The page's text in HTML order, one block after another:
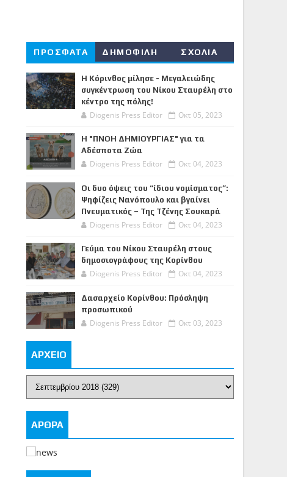
ΠΡΟΣΦΑΤΑ ΔΗΜΟΦΙΛΗ ΣΧΟΛΙΑ
Η Κόρινθος μίλησε - Μεγαλειώδης
συγκέντρωση του Νίκου Σταυρέλη στο
κέντρο της πόλης!
Diogenis Press Editor Οκτ 05, 2023
Η "ΠΝΟΗ ΔΗΜΙΟΥΡΓΙΑΣ" για τα
Αδέσποτα Ζώα
Diogenis Press Editor Οκτ 04, 2023
Οι δυο όψεις του “ίδιου νομίσματος”:
Ψηφίζεις Νανόπουλο και βγαίνει
Πνευματικός – Της Τζένης Σουκαρά
Diogenis Press Editor Οκτ 04, 2023
Γεύμα του Νίκου Σταυρέλη στους
δημοσιογράφους της Κορίνθου
Diogenis Press Editor Οκτ 04, 2023
Δασαρχείο Κορίνθου: Πρόσληψη
προσωπικού
Diogenis Press Editor Οκτ 03, 2023
ΑΡΧΕΙΟ
ΑΡΘΡΑ